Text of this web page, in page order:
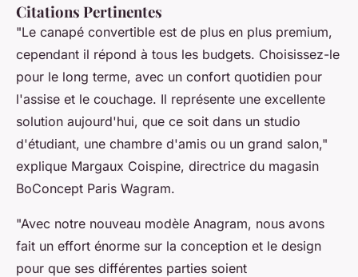
Citations Pertinentes
"Le canapé convertible est de plus en plus premium,
cependant il répond à tous les budgets. Choisissez-le
pour le long terme, avec un confort quotidien pour
l'assise et le couchage. Il représente une excellente
solution aujourd'hui, que ce soit dans un studio
d'étudiant, une chambre d'amis ou un grand salon,"
explique Margaux Coispine, directrice du magasin
BoConcept Paris Wagram.
"Avec notre nouveau modèle Anagram, nous avons
fait un effort énorme sur la conception et le design
pour que ses différentes parties soient